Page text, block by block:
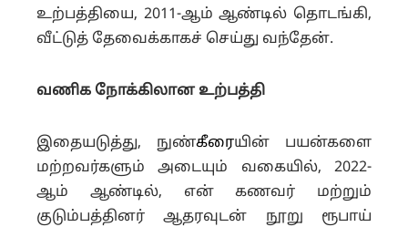
உற்பத்தியை, 2011-ஆம் ஆண்டில் தொடங்கி,
வீட்டுத் தேவைக்காகச் செய்து வந்தேன்.
வணிக நோக்கிலான உற்பத்தி
இதையடுத்து, நுண்கீரையின் பயன்களை
மற்றவர்களும் அடையும் வகையில், 2022-
ஆம் ஆண்டில், என் கணவர் மற்றும்
குடும்பத்தினர் ஆதரவுடன் நூறு ரூபாய்